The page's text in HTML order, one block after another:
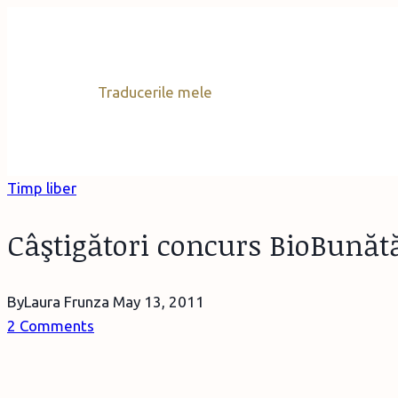
Traducerile mele
Timp liber
Câştigători concurs
ByLaura Frunza May 13, 2011
2 Comments